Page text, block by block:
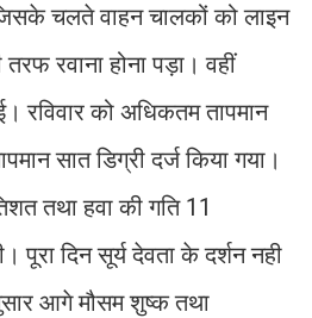
चलते वाहन चालकों को लाइन
रवाना होना पड़ा। वहीं
रविवार को अधिकतम तापमान
सात डिग्री दर्ज किया गया।
तथा हवा की गति 11
पूरा दिन सूर्य देवता के दर्शन नही
आगे मौसम शुष्क तथा